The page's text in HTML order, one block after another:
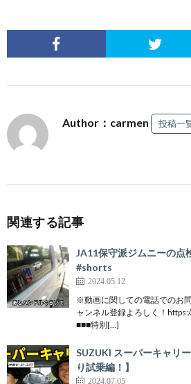
Author：carmen 投稿一
関連する記事
JA11保守派ジムニーの点
#shorts
2024.05.12
※動画に関しての電話でのお
ャンネル登録よろしく！
■■■特別[…]
SUZUKI スーパーキャリ
り試乗編！】
2024.07.05